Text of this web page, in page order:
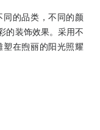
的品类，不同的颜
的装饰效果。采用不
在煦丽的阳光照耀